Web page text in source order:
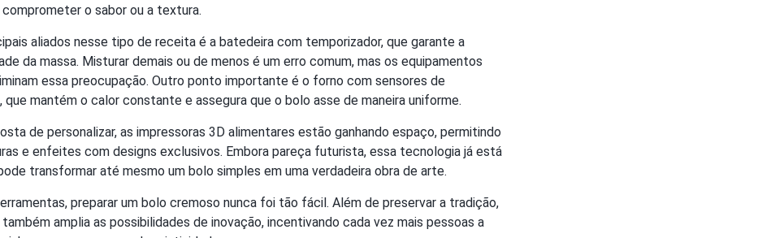
o sabor ou a textura.
aliados nesse tipo de receita é a batedeira com temporizador, que garante a
da massa. Misturar demais ou de menos é um erro comum, mas os equipamentos
essa preocupação. Outro ponto importante é o forno com sensores de
que mantém o calor constante e assegura que o bolo asse de maneira uniforme.
de personalizar, as impressoras 3D alimentares estão ganhando espaço, permitindo
e enfeites com designs exclusivos. Embora pareça futurista, essa tecnologia já está
transformar até mesmo um bolo simples em uma verdadeira obra de arte.
preparar um bolo cremoso nunca foi tão fácil. Além de preservar a tradição,
amplia as possibilidades de inovação, incentivando cada vez mais pessoas a